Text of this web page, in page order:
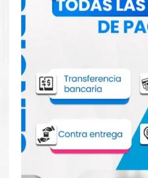
Comprar Tinta Epson
impresora C529 C579
Aprovecha nuestra experiencia
productos. Tenemos
visítanos hoy para encontrar
impresoraEpson, como la